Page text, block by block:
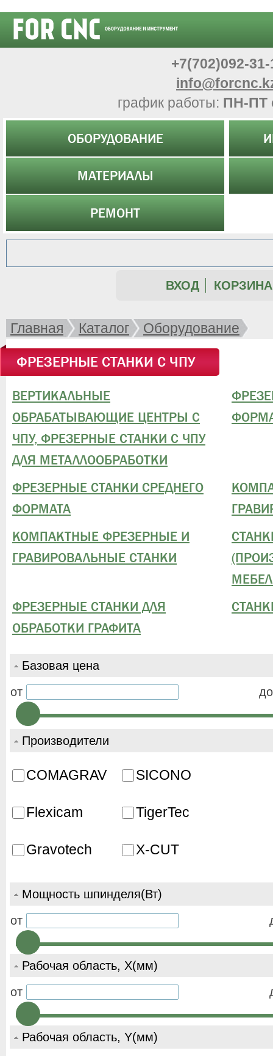
+7(702)092-31-
график работы: ПН-ПТ
ОБОРУДОВАНИЕ
МАТЕРИАЛЫ
РЕМОНТ
ВХОД КОРЗИНА
Главная Каталог Оборудование
ФРЕЗЕРНЫЕ СТАНКИ С ЧПУ
ВЕРТИКАЛЬНЫЕ
ОБРАБАТЫВАЮЩИЕ ЦЕНТРЫ С
ЧПУ, ФРЕЗЕРНЫЕ СТАНКИ С ЧПУ
ДЛЯ МЕТАЛЛООБРАБОТКИ
ФРЕЗЕРНЫЕ СТАНКИ СРЕДНЕГО
ФОРМАТА
КОМПАКТНЫЕ ФРЕЗЕРНЫЕ И
ГРАВИРОВАЛЬНЫЕ СТАНКИ
ФРЕЗЕРНЫЕ СТАНКИ ДЛЯ
ОБРАБОТКИ ГРАФИТА
Базовая цена
от
до
Производители
COMAGRAV
Flexicam
Gravotech
SICONO
TigerTec
X-CUT
Мощность шпинделя(Вт)
от
Рабочая область, X(мм)
от
Рабочая область, Y(мм)